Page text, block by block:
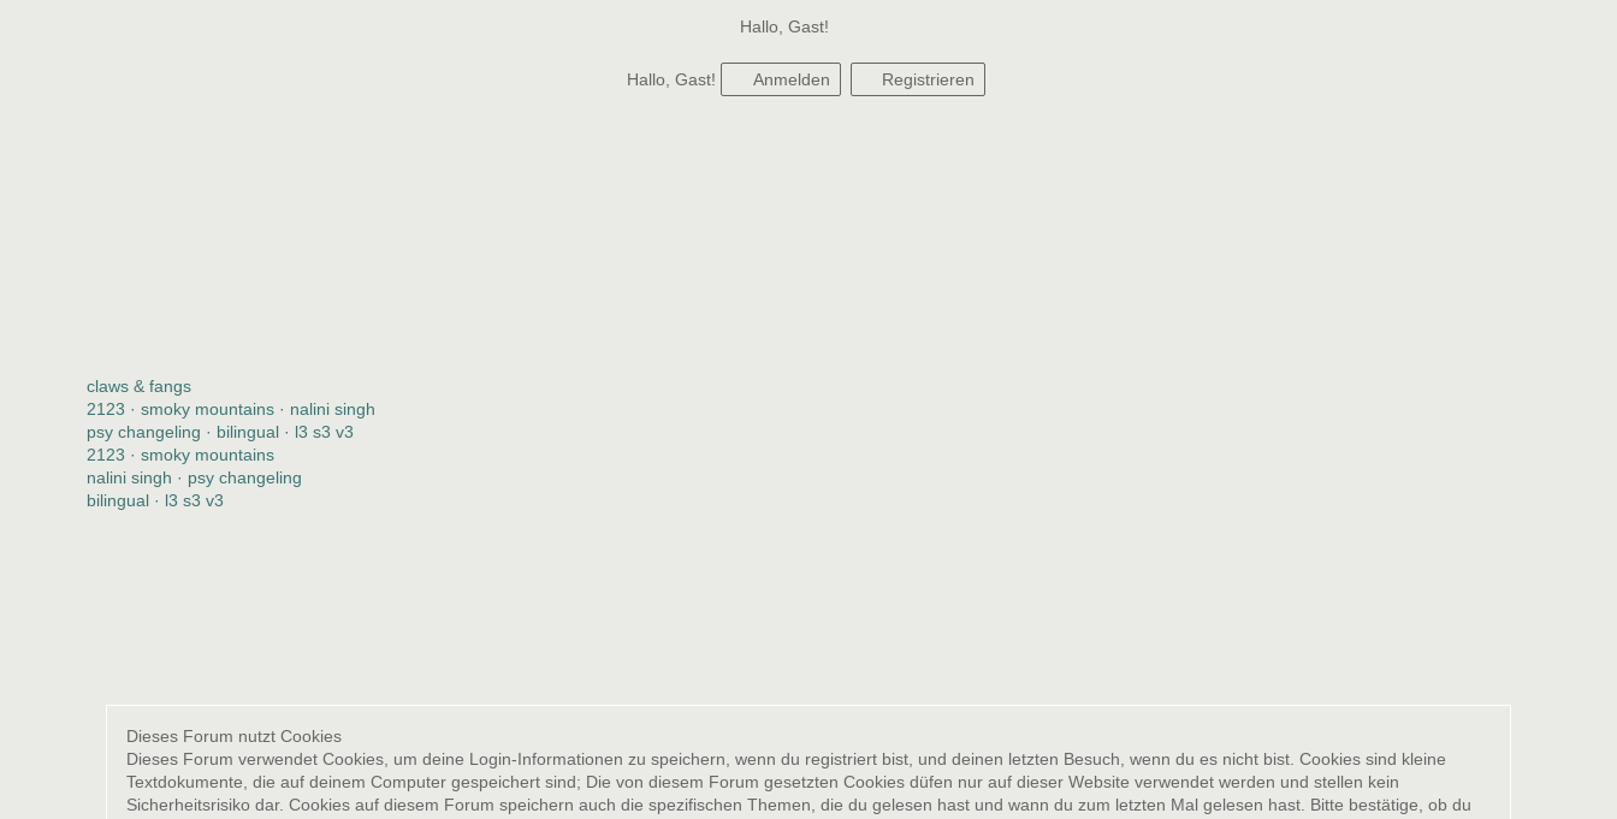
Hallo, Gast!
Hallo, Gast! Anmelden Registrieren
claws & fangs
2123 · smoky mountains · nalini singh
psy changeling · bilingual · l3 s3 v3
2123 · smoky mountains
nalini singh · psy changeling
bilingual · l3 s3 v3
Dieses Forum nutzt Cookies
Dieses Forum verwendet Cookies, um deine Login-Informationen zu speichern, wenn du registriert bist, und deinen letzten Besuch, wenn du es nicht bist. Cookies sind kleine
Textdokumente, die auf deinem Computer gespeichert sind; Die von diesem Forum gesetzten Cookies düfen nur auf dieser Website verwendet werden und stellen kein
Sicherheitsrisiko dar. Cookies auf diesem Forum speichern auch die spezifischen Themen, die du gelesen hast und wann du zum letzten Mal gelesen hast. Bitte bestätige, ob du